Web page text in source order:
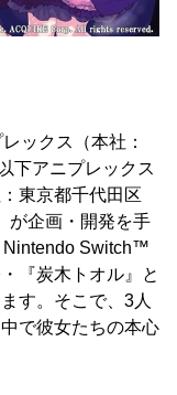
ックス（本社：
下アニプレックス
東京都千代田区
が企画・開発を手
Nintendo Switch™
『炭木トオル』と
す。そこで、3人
で彼女たちの本心